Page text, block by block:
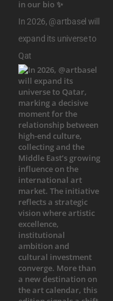
In 2026, @artbasel will
expand its universe to
Qat